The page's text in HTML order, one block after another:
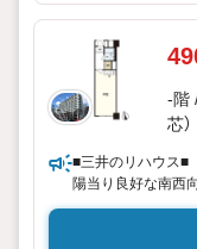
-階
芯）
■三井のリハウス■
陽当り良好な南西
コンビニまで徒歩